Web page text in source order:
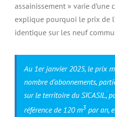
assainissement » varie d’une
explique pourquoi le prix de
identique sur les neuf
Au 1er janvier 2025, le prix
nombre d’abonnements,
sur le territoire du SICASIL,
référence de 120 m3 par an,